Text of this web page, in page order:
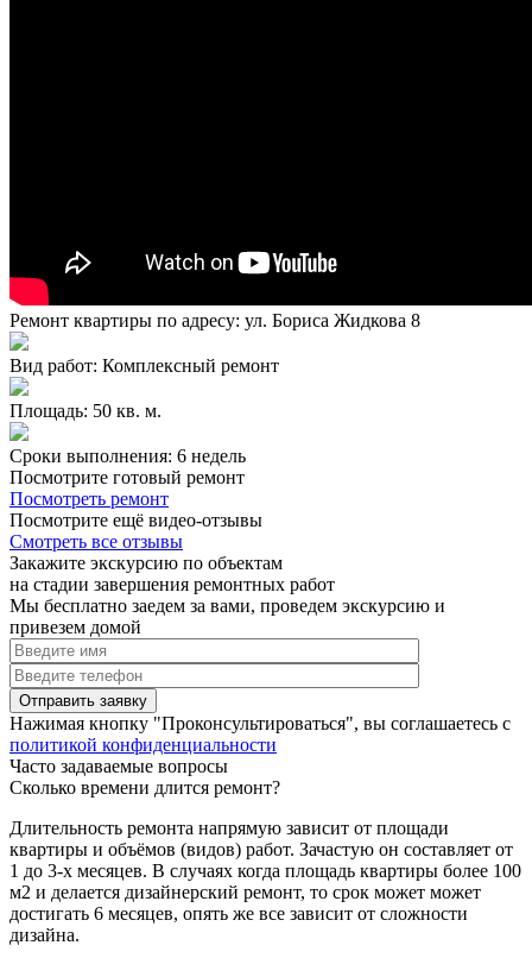
Ремонт квартиры по адресу: ул. Бориса Жидкова 8
Вид работ: Комплексный ремонт
Площадь: 50 кв. м.
Сроки выполнения: 6 недель
Посмотрите готовый ремонт
Посмотреть ремонт
Посмотрите ещё видео-отзывы
Смотреть все отзывы
Закажите экскурсию по объектам
на стадии завершения ремонтных работ
Мы бесплатно заедем за вами, проведем экскурсию и
привезем домой
Нажимая кнопку "Проконсультироваться", вы соглашаетесь с
политикой конфиденциальности
Часто задаваемые вопросы
Сколько времени длится ремонт?
Длительность ремонта напрямую зависит от площади
квартиры и объёмов (видов) работ. Зачастую он составляет от
1 до 3-х месяцев. В случаях когда площадь квартиры более 100
м2 и делается дизайнерский ремонт, то срок может может
достигать 6 месяцев, опять же все зависит от сложности
дизайна.